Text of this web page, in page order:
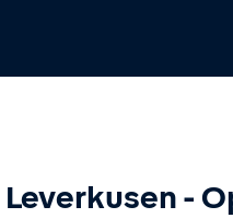
Leverkusen -